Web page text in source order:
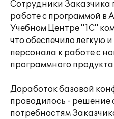
Сотрудники Заказчика
работе с программой в
Учебном Центре "1С"
что обеспечило
персонала к работе с
программного
Доработок базовой
проводилось - решение
потребностям